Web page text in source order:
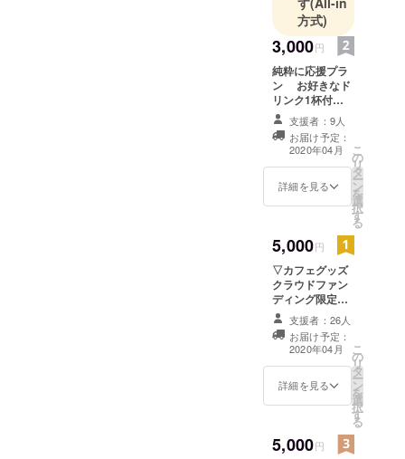
方式)
3,000円
純粋に応援プラ
ン お好きなド
リンク1杯付
（2020年末日ま
で有効） お礼の
メッセージ(クラ
ウド内メールで
送信) お店オープ
ンまでの様子を
支援者：9人
お届け予定：
2020年04月
詳細を見る
こ
の
リ
タ
ー
ン
を
選
択
す
る
5,000円
▽カフェグッズ
クラウドファン
ディング限定カ
ラー商品プラン
限定カラーカ
フェグッズ お好
きなドリンク1杯
付（2020年末日
まで有効） お店
支援者：26人
お届け予定：
2020年04月
詳細を見る
こ
の
リ
タ
ー
ン
を
選
択
す
る
5,000円